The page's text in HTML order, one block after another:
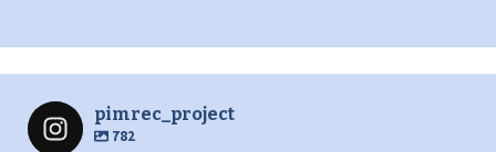
pimrec_project
782